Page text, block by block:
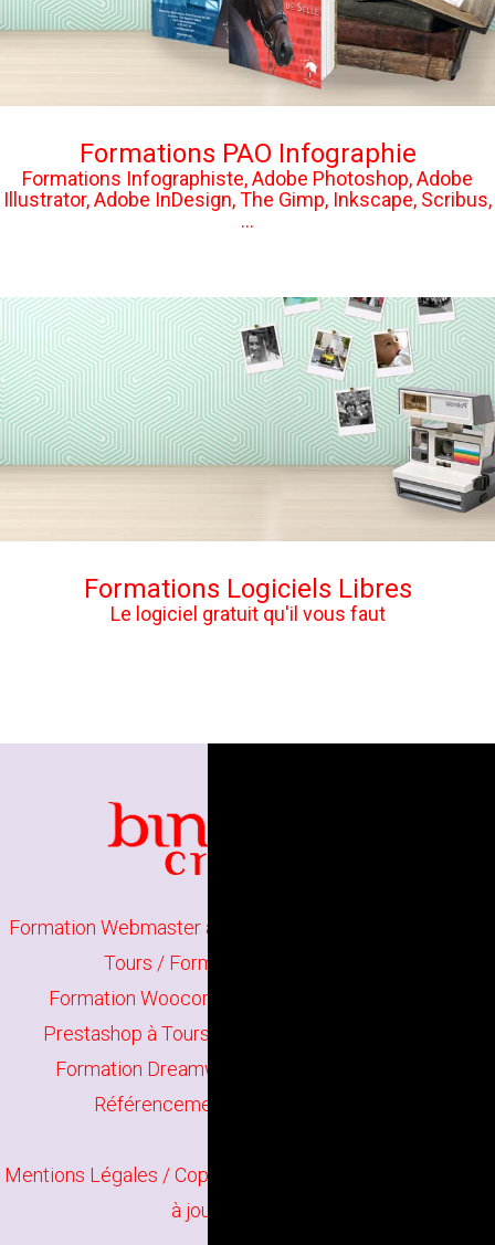
Formations PAO Infographie
Formations Infographiste, Adobe Photoshop, Adobe
Illustrator, Adobe InDesign, The Gimp, Inkscape, Scribus,
...
Formations Logiciels Libres
Le logiciel gratuit qu'il vous faut
Formation Webmaster à Tours
Tours / Formation Joomla à Tours
Formation Woocommerce à Tours
Prestashop à Tours
Formation Dreamweaver à Tours
Référencement de site web à Tours
Mentions Légales / Copyright
à jour en juin 2026